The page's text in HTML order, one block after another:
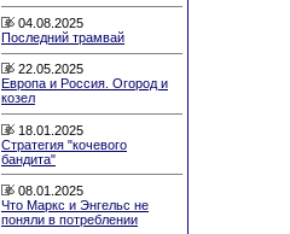
04.08.2025
Последний трамвай
22.05.2025
Европа и Россия. Огород и
козел
18.01.2025
Стратегия "кочевого
бандита"
08.01.2025
Что Маркс и Энгельс не
поняли в потреблении